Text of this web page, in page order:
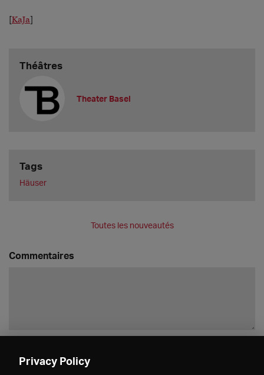
[KaJa]
Théâtres
Theater Basel
Tags
Häuser
Toutes les nouveautés
Commentaires
Privacy Policy